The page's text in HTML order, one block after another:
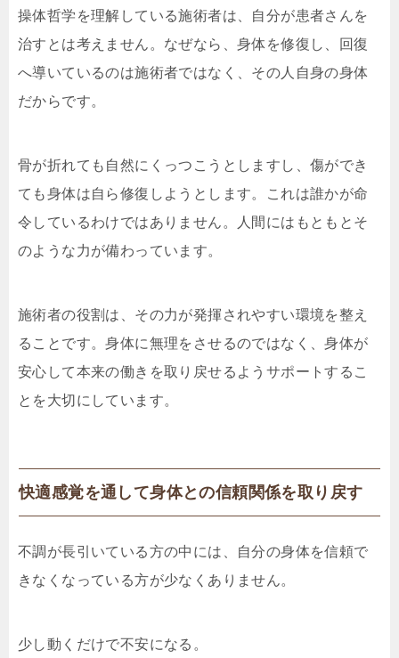
操体哲学を理解している施術者は、自分が患者さんを
治すとは考えません。なぜなら、身体を修復し、回復
へ導いているのは施術者ではなく、その人自身の身体
だからです。
骨が折れても自然にくっつこうとしますし、傷ができ
ても身体は自ら修復しようとします。これは誰かが命
令しているわけではありません。人間にはもともとそ
のような力が備わっています。
施術者の役割は、その力が発揮されやすい環境を整え
ることです。身体に無理をさせるのではなく、身体が
安心して本来の働きを取り戻せるようサポートするこ
とを大切にしています。
快適感覚を通して身体との信頼関係を取り戻す
不調が長引いている方の中には、自分の身体を信頼で
きなくなっている方が少なくありません。
少し動くだけで不安になる。